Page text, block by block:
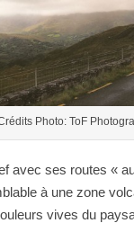
Photo: ToF
avec ses routes «
à une zone
vives du